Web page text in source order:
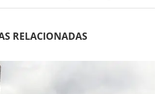
RELACIONADAS